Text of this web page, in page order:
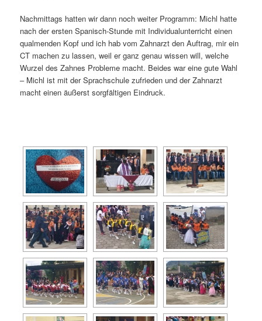
Nachmittags hatten wir dann noch weiter Programm: Michl hatte
nach der ersten Spanisch-Stunde mit Individualunterricht einen
qualmenden Kopf und ich hab vom Zahnarzt den Auftrag, mir ein
CT machen zu lassen, weil er ganz genau wissen will, welche
Wurzel des Zahnes Probleme macht. Beides war eine gute Wahl
– Michl ist mit der Sprachschule zufrieden und der Zahnarzt
macht einen äußerst sorgfältigen Eindruck.